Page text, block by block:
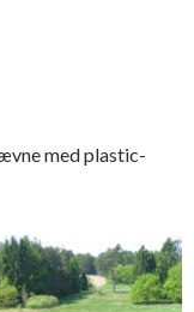
med plastic-